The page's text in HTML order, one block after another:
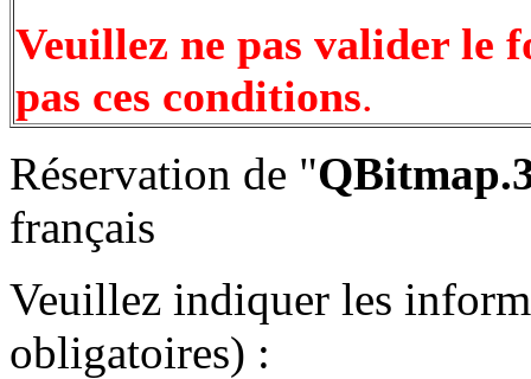
Veuillez ne pas valider le
pas ces conditions.
Réservation de "
français
Veuillez indiquer les
obligatoires) :